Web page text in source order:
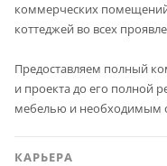
коммерческих
коттеджей во всех
Предоставляем полный
и проекта до его полной
мебелью и необходимым
КАРЬЕРА